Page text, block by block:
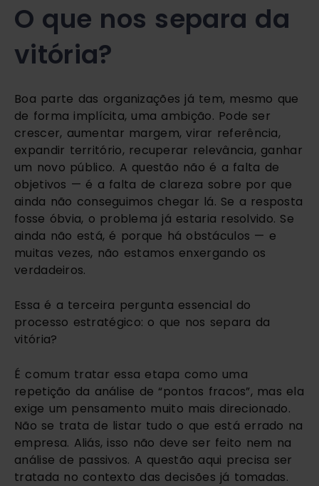
O que nos separa da
vitória?
Boa parte das organizações já tem, mesmo que
de forma implícita, uma ambição. Pode ser
crescer, aumentar margem, virar referência,
expandir território, recuperar relevância, ganhar
um novo público. A questão não é a falta de
objetivos — é a falta de clareza sobre por que
ainda não conseguimos chegar lá. Se a resposta
fosse óbvia, o problema já estaria resolvido. Se
ainda não está, é porque há obstáculos — e
muitas vezes, não estamos enxergando os
verdadeiros.
Essa é a terceira pergunta essencial do
processo estratégico: o que nos separa da
vitória?
É comum tratar essa etapa como uma
repetição da análise de “pontos fracos”, mas ela
exige um pensamento muito mais direcionado.
Não se trata de listar tudo o que está errado na
empresa. Aliás, isso não deve ser feito nem na
análise de passivos. A questão aqui precisa ser
tratada no contexto das decisões já tomadas.